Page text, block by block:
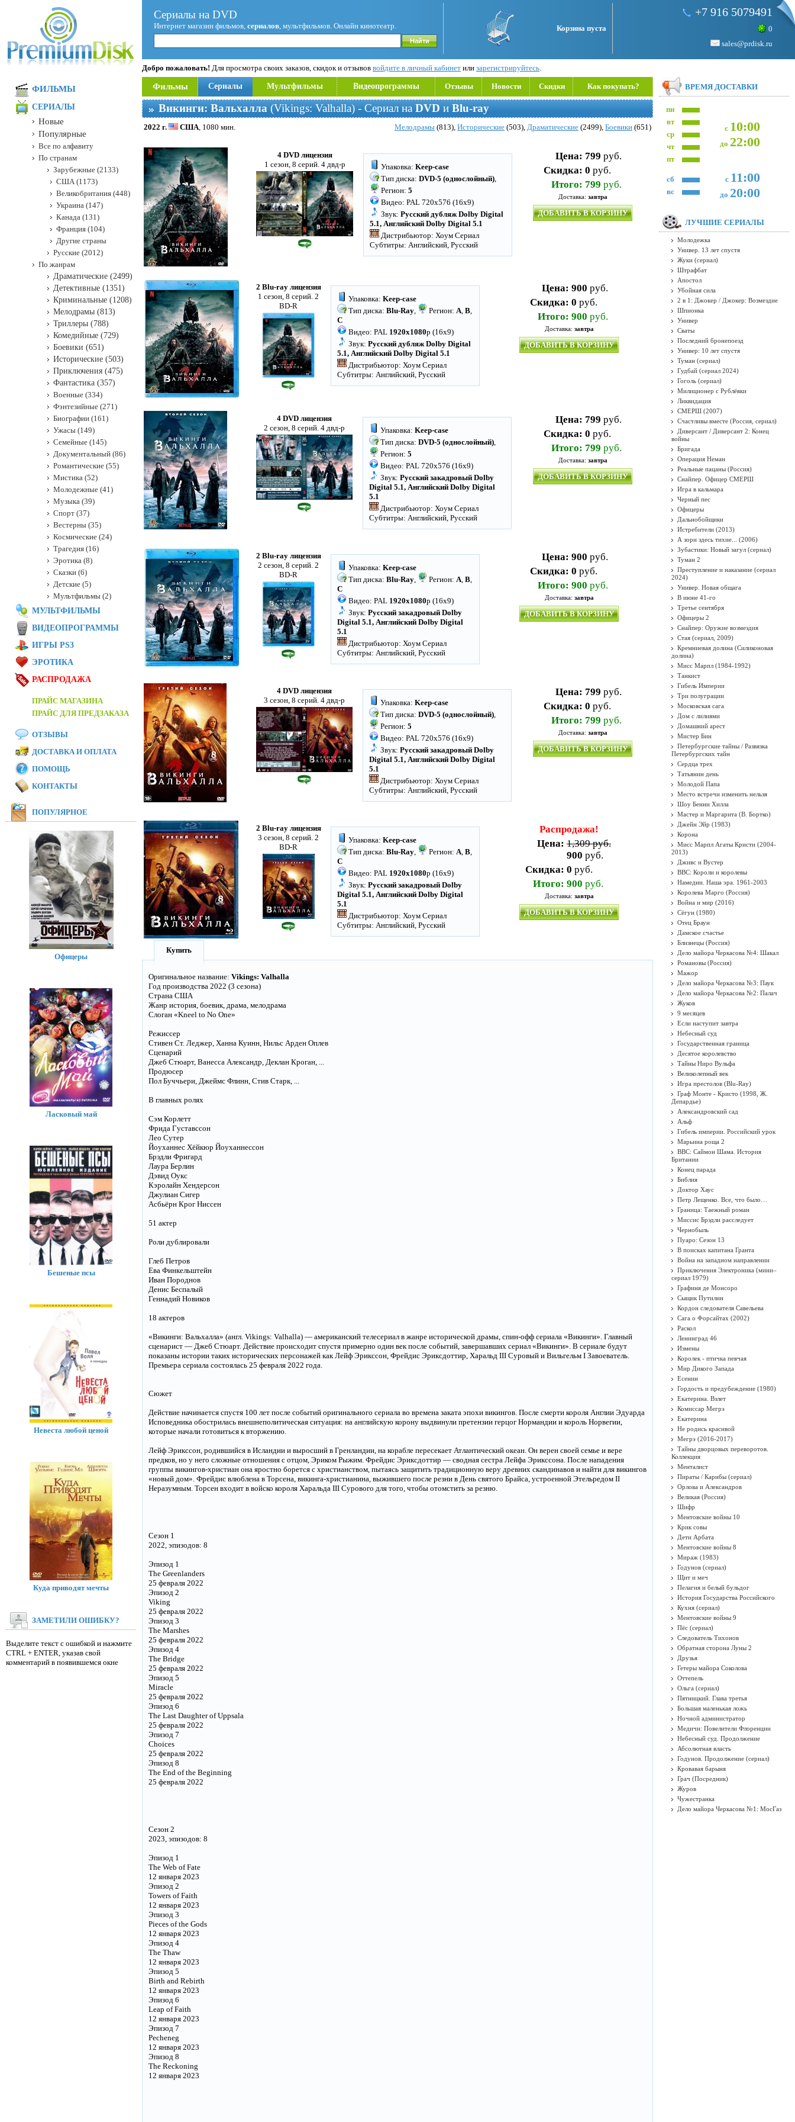
Сериалы на DVD
Интернет магазин фильмов, сериалов, мультфильмов. Онлайн кинотеатр. Корзина пуста
+7 916 5079491
0
sales@prdisk.ru
Добро пожаловать! Для просмотра своих заказов, скидок и отзывов войдите в личный кабинет или зарегистрируйтесь.
Фильмы Сериалы Мультфильмы Видеопрограммы Отзывы Новости Скидки Как покупать?
Викинги: Вальхалла (Vikings: Valhalla) - Сериал на DVD и Blu-ray
2022 г. США, 1080 мин. Мелодрамы (813), Исторические (503), Драматические (2499), Боевики (651)
4 DVD лицензия
1 сезон, 8 серий. 4 двд-р
Упаковка: Keep-case
Тип диска: DVD-5 (однослойный),
Регион: 5
Видео: PAL 720x576 (16x9)
Звук: Русский дубляж Dolby Digital
5.1, Английский Dolby Digital 5.1
Дистрибьютор: Хоум Сериал
Субтитры: Английский, Русский
Цена: 799 руб.
Скидка: 0 руб.
Итого: 799 руб.
Доставка: завтра
ДОБАВИТЬ В КОРЗИНУ
2 Blu-ray лицензия
1 сезон, 8 серий. 2
BD-R
Упаковка: Keep-case
Тип диска: Blu-Ray, Регион: A, B,
C
Видео: PAL 1920x1080p (16x9)
Звук: Русский дубляж Dolby Digital
5.1, Английский Dolby Digital 5.1
Дистрибьютор: Хоум Сериал
Субтитры: Английский, Русский
Цена: 900 руб.
Скидка: 0 руб.
Итого: 900 руб.
Доставка: завтра
ДОБАВИТЬ В КОРЗИНУ
4 DVD лицензия
2 сезон, 8 серий. 4 двд-р
Упаковка: Keep-case
Тип диска: DVD-5 (однослойный),
Регион: 5
Видео: PAL 720x576 (16x9)
Звук: Русский закадровый Dolby
Digital 5.1, Английский Dolby Digital
5.1
Дистрибьютор: Хоум Сериал
Субтитры: Английский, Русский
Цена: 799 руб.
Скидка: 0 руб.
Итого: 799 руб.
Доставка: завтра
ДОБАВИТЬ В КОРЗИНУ
2 Blu-ray лицензия
2 сезон, 8 серий. 2
BD-R
Упаковка: Keep-case
Тип диска: Blu-Ray, Регион: A, B,
C
Видео: PAL 1920x1080p (16x9)
Звук: Русский закадровый Dolby
Digital 5.1, Английский Dolby Digital
5.1
Дистрибьютор: Хоум Сериал
Субтитры: Английский, Русский
Цена: 900 руб.
Скидка: 0 руб.
Итого: 900 руб.
Доставка: завтра
ДОБАВИТЬ В КОРЗИНУ
4 DVD лицензия
3 сезон, 8 серий. 4 двд-р
Упаковка: Keep-case
Тип диска: DVD-5 (однослойный),
Регион: 5
Видео: PAL 720x576 (16x9)
Звук: Русский закадровый Dolby
Digital 5.1, Английский Dolby Digital
5.1
Дистрибьютор: Хоум Сериал
Субтитры: Английский, Русский
Цена: 799 руб.
Скидка: 0 руб.
Итого: 799 руб.
Доставка: завтра
ДОБАВИТЬ В КОРЗИНУ
2 Blu-ray лицензия
3 сезон, 8 серий. 2
BD-R
Упаковка: Keep-case
Тип диска: Blu-Ray, Регион: A, B,
C
Видео: PAL 1920x1080p (16x9)
Звук: Русский закадровый Dolby
Digital 5.1, Английский Dolby Digital
5.1
Дистрибьютор: Хоум Сериал
Субтитры: Английский, Русский
Распродажа!
Цена: 1,309 руб.
900 руб.
Скидка: 0 руб.
Итого: 900 руб.
Доставка: завтра
ДОБАВИТЬ В КОРЗИНУ
Купить
Оригинальное название: Vikings: Valhalla
Год производства 2022 (3 сезона)
Страна США
Жанр история, боевик, драма, мелодрама
Слоган «Kneel to No One»
Режиссер
Стивен Ст. Леджер, Ханна Куинн, Нильс Арден Оплев
Сценарий
Джеб Стюарт, Ванесса Александр, Деклан Кроган, ...
Продюсер
Пол Буччьери, Джеймс Флинн, Стив Старк, ...
В главных ролях
Сэм Корлетт
Фрида Густавссон
Лео Сутер
Йоуханнес Хёйкюр Йоуханнессон
Брэдли Фригард
Лаура Берлин
Дэвид Оукс
Кэролайн Хендерсон
Джулиан Сигер
Асбьёрн Крог Ниссен
51 актер
Роли дублировали
Глеб Петров
Ева Финкельштейн
Иван Породнов
Денис Беспалый
Геннадий Новиков
18 актеров
«Викинги: Вальхалла» (англ. Vikings: Valhalla) — американский телесериал в жанре исторической драмы, спин-офф сериала «Викинги». Главный
сценарист — Джеб Стюарт. Действие происходит спустя примерно один век после событий, завершавших сериал «Викинги». В сериале будут
показаны истории таких исторических персонажей как Лейф Эрикссон, Фрейдис Эриксдоттир, Харальд III Суровый и Вильгельм I Завоеватель.
Премьера сериала состоялась 25 февраля 2022 года.
Сюжет
Действие начинается спустя 100 лет после событий оригинального сериала во времена заката эпохи викингов. После смерти короля Англии Эдуарда
Исповедника обострилась внешнеполитическая ситуация: на английскую корону выдвинули претензии герцог Нормандии и король Норвегии,
которые начали готовиться к вторжению.
Лейф Эрикссон, родившийся в Исландии и выросший в Гренландии, на корабле пересекает Атлантический океан. Он верен своей семье и вере
предков, но у него сложные отношения с отцом, Эриком Рыжим. Фрейдис Эриксдоттир — сводная сестра Лейфа Эрикссона. После нападения
группы викингов-христиан она яростно борется с христианством, пытаясь защитить традиционную веру древних скандинавов и найти для викингов
«новый дом». Фрейдис влюблена в Торсена, викинга-христианина, выжившего после резни в День святого Брайса, устроенной Этельредом II
Неразумным. Торсен входит в войско короля Харальда III Сурового для того, чтобы отомстить за резню.
Сезон 1
2022, эпизодов: 8
Эпизод 1
The Greenlanders
25 февраля 2022
Эпизод 2
Viking
25 февраля 2022
Эпизод 3
The Marshes
25 февраля 2022
Эпизод 4
The Bridge
25 февраля 2022
Эпизод 5
Miracle
25 февраля 2022
Эпизод 6
The Last Daughter of Uppsala
25 февраля 2022
Эпизод 7
Choices
25 февраля 2022
Эпизод 8
The End of the Beginning
25 февраля 2022
Сезон 2
2023, эпизодов: 8
Эпизод 1
The Web of Fate
12 января 2023
Эпизод 2
Towers of Faith
12 января 2023
Эпизод 3
Pieces of the Gods
12 января 2023
Эпизод 4
The Thaw
12 января 2023
Эпизод 5
Birth and Rebirth
12 января 2023
Эпизод 6
Leap of Faith
12 января 2023
Эпизод 7
Pecheneg
12 января 2023
Эпизод 8
The Reckoning
12 января 2023
ФИЛЬМЫ
СЕРИАЛЫ
Новые
Популярные
Все по алфавиту
По странам
Зарубежные (2133)
США (1173)
Великобритания (448)
Украина (147)
Канада (131)
Франция (104)
Другие страны
Русские (2012)
По жанрам
Драматические (2499)
Детективные (1351)
Криминальные (1208)
Мелодрамы (813)
Триллеры (788)
Комедийные (729)
Боевики (651)
Исторические (503)
Приключения (475)
Фантастика (357)
Военные (334)
Фэнтезийные (271)
Биографии (161)
Ужасы (149)
Семейные (145)
Документальный (86)
Романтические (55)
Мистика (52)
Молодежные (41)
Музыка (39)
Спорт (37)
Вестерны (35)
Космические (24)
Трагедия (16)
Эротика (8)
Сказки (6)
Детские (5)
Мультфильмы (2)
МУЛЬТФИЛЬМЫ
ВИДЕОПРОГРАММЫ
ИГРЫ PS3
ЭРОТИКА
РАСПРОДАЖА
ПРАЙС МАГАЗИНА
ПРАЙС ДЛЯ ПРЕДЗАКАЗА
ОТЗЫВЫ
ДОСТАВКА И ОПЛАТА
ПОМОЩЬ
КОНТАКТЫ
ПОПУЛЯРНОЕ
Офицеры
Ласковый май
Бешеные псы
Невеста любой ценой
Куда приводят мечты
ЗАМЕТИЛИ ОШИБКУ?
Выделите текст с ошибкой и нажмите
CTRL + ENTER, указав свой
комментарий в появившемся окне
ВРЕМЯ ДОСТАВКИ
пн
с 10:00
до 22:00
вт
ср
чт
пт
с 11:00
до 20:00
сб
вс
ЛУЧШИЕ СЕРИАЛЫ
Молодежка
Универ. 13 лет спустя
Жуки (сериал)
Штрафбат
Апостол
Убойная сила
2 в 1: Джокер / Джокер: Возмездие
Шпионка
Универ
Сваты
Последний бронепоезд
Универ: 10 лет спустя
Туман (сериал)
Гудбай (сериал 2024)
Гоголь (сериал)
Милиционер с Рублёвки
Ликвидация
СМЕРШ (2007)
Счастливы вместе (Россия, сериал)
Диверсант / Диверсант 2: Конец
войны
Бригада
Операция Неман
Реальные пацаны (Россия)
Снайпер. Офицер СМЕРШ
Игра в кальмара
Черный пес
Офицеры
Дальнобойщики
Истребители (2013)
А зори здесь тихие... (2006)
Зубастики: Новый загул (сериал)
Туман 2
Преступление и наказание (сериал
2024)
Универ. Новая общага
В июне 41-го
Третье сентября
Офицеры 2
Снайпер: Оружие возмездия
Стая (сериал, 2009)
Кремниевая долина (Силиконовая
долина)
Мисс Марпл (1984-1992)
Танкист
Гибель Империи
Три полуграции
Московская сага
Дом с лилиями
Домашний арест
Мистер Бин
Петербургские тайны / Развязка
Петербургских тайн
Сердца трех
Татьянин день
Молодой Папа
Место встречи изменить нельзя
Шоу Бенни Хилла
Мастер и Маргарита (В. Бортко)
Джейн Эйр (1983)
Корона
Мисс Марпл Агаты Кристи (2004-
2013)
Дживс и Вустер
BBC: Короли и королевы
Намедни. Наша эра. 1961-2003
Королева Марго (Россия)
Война и мир (2016)
Сёгун (1980)
Отец Браун
Дамское счастье
Близнецы (Россия)
Дело майора Черкасова №4: Шакал
Романовы (Россия)
Мажор
Дело майора Черкасова №3: Паук
Дело майора Черкасова №2: Палач
Жуков
9 месяцев
Если наступит завтра
Небесный суд
Государственная граница
Десятое королевство
Тайны Ниро Вульфа
Великолепный век
Игра престолов (Blu-Ray)
Граф Монте - Кристо (1998, Ж.
Депардье)
Александровский сад
Альф
Гибель империи. Российский урок
Марьина роща 2
BBC: Саймон Шама. История
Британии
Конец парада
Библия
Доктор Хаус
Петр Лещенко. Все, что было…
Граница: Таежный роман
Миссис Брэдли расследует
Чернобыль
Пуаро: Сезон 13
В поисках капитана Гранта
Война на западном направлении
Приключения Электроника (мини–
сериал 1979)
Графиня де Монсоро
Сыщик Путилин
Кордон следователя Савельева
Сага о Форсайтах (2002)
Раскол
Ленинград 46
Измены
Королек - птичка певчая
Мир Дикого Запада
Есенин
Гордость и предубеждение (1980)
Екатерина. Взлет
Комиссар Мегрэ
Екатерина
Не родись красивой
Мегрэ (2016-2017)
Тайны дворцовых переворотов.
Коллекция
Менталист
Пираты / Карибы (сериал)
Орлова и Александров
Великая (Россия)
Шифр
Ментовские войны 10
Крик совы
Дети Арбата
Ментовские войны 8
Мираж (1983)
Годунов (сериал)
Щит и меч
Пелагия и белый бульдог
История Государства Российского
Кухня (сериал)
Ментовские войны 9
Пёс (сериал)
Следователь Тихонов
Обратная сторона Луны 2
Друзья
Гетеры майора Соколова
Оттепель
Ольга (сериал)
Пятницкий. Глава третья
Большая маленькая ложь
Ночной администратор
Медичи: Повелители Флоренции
Небесный суд. Продолжение
Абсолютная власть
Годунов. Продолжение (сериал)
Кровавая барыня
Грач (Посредник)
Журов
Чужестранка
Дело майора Черкасова №1: МосГаз